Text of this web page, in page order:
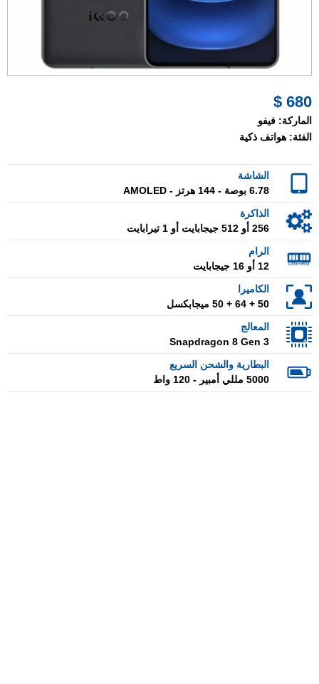
680 $
الماركة: فيفو
الفئة: هواتف ذكية
الشاشة
6.78 بوصة - 144 هرتز - AMOLED
الذاكرة
256 أو 512 جيجابايت أو 1 تيرابايت
الرام
12 أو 16 جيجابايت
الكاميرا
50 + 64 + 50 ميجابكسل
المعالج
Snapdragon 8 Gen 3
البطارية والشحن السريع
5000 مللي أمبير - 120 واط